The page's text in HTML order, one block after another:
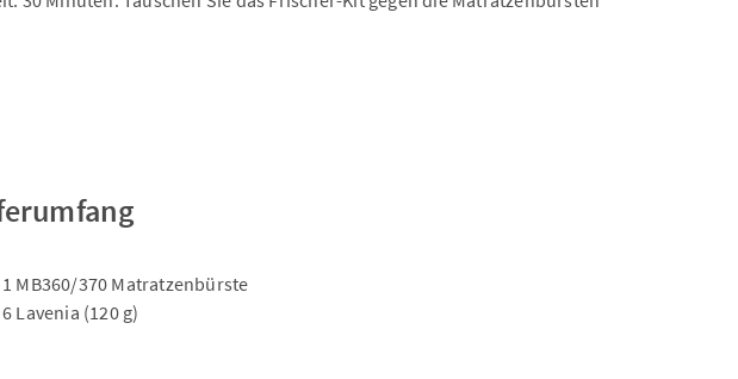
1 MB360/370 Matratzenbürste
6 Lavenia (120 g)